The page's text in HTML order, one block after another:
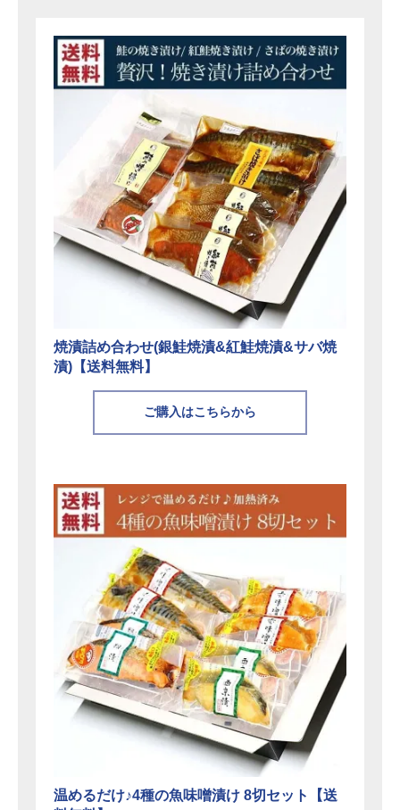
焼漬詰め合わせ(銀鮭焼漬&紅鮭焼漬&サバ焼
漬)【送料無料】
ご購入はこちらから
温めるだけ♪4種の魚味噌漬け 8切セット【送